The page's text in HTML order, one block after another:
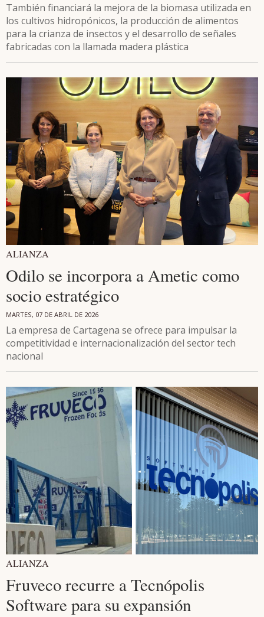
También financiará la mejora de la biomasa utilizada en
los cultivos hidropónicos, la producción de alimentos
para la crianza de insectos y el desarrollo de señales
fabricadas con la llamada madera plástica
ALIANZA
Odilo se incorpora a Ametic como
socio estratégico
MARTES, 07 DE ABRIL DE 2026
La empresa de Cartagena se ofrece para impulsar la
competitividad e internacionalización del sector tech
nacional
ALIANZA
Fruveco recurre a Tecnópolis
Software para su expansión